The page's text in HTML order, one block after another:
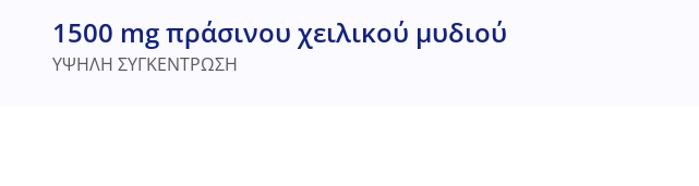
1500 mg πράσινου χειλικού μυδιού
ΥΨΗΛΗ ΣΥΓΚΕΝΤΡΩΣΗ